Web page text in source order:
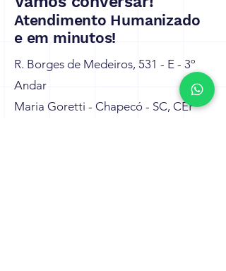
Atendimento Humanizado
e em minutos!
R. Borges de Medeiros, 531 - E - 3º
Andar
Maria Goretti - Chapecó - SC, CEP